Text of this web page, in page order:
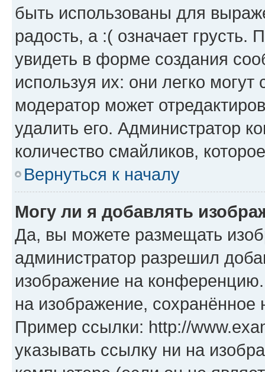
быть использованы для
радость, а :( означает
увидеть в форме создания
используя их: они легко
модератор может
удалить его. Администратор
количество смайликов,
Вернуться к началу
Могу ли я добавлять
Да, вы можете размещать
администратор разрешил
изображение на
на изображение,
Пример ссылки: http://
указывать ссылку ни на